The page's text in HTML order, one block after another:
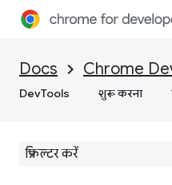
Docs Chrome
DevTools शुरू करना
स्टाइल में बदलाव करना
एपीआई का संदर्भ